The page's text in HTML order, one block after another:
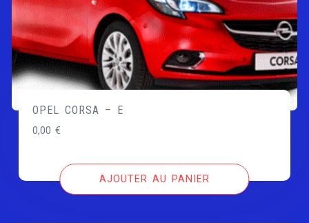
OPEL CORSA – E
0,00€
AJOUTER AU PANIER